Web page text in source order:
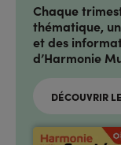
Chaque
thématique,
et des
d’Harmonie
DÉCOUVRIR